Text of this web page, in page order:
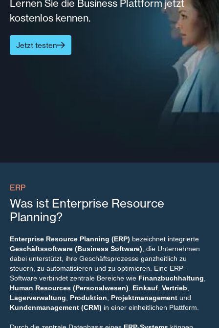
Lernen Sie die Business Plattform jetzt
kostenlos kennen.
Jetzt testen
ERP
Was ist Enterprise Resource
Planning?
Enterprise Resource Planning (ERP) bezeichnet integrierte
Geschäftssoftware (Business Software), die Unternehmen
dabei unterstützt, ihre Geschäftsprozesse ganzheitlich zu
steuern, zu automatisieren und zu optimieren. Eine ERP-
Software verbindet zentrale Bereiche wie Finanzbuchhaltung,
Human Resources (Personalwesen), Einkauf, Vertrieb,
Lagerverwaltung, Produktion, Projektmanagement und
Kundenmanagement (CRM) in einer einheitlichen Plattform.